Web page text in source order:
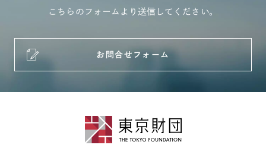
こちらのフォームより送信してください。
お問合せフォーム